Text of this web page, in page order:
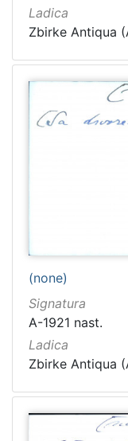
Ladica
Zbirke Antiqua
(none)
Signatura
A-1921 nast.
Ladica
Zbirke Antiqua